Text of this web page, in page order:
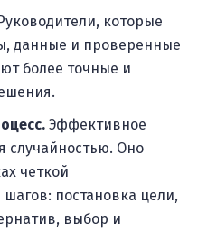
Руководители, которые
данные и проверенные
более точные и
Эффективное
случайностью. Оно
четкой
шагов: постановка цели,
выбор и